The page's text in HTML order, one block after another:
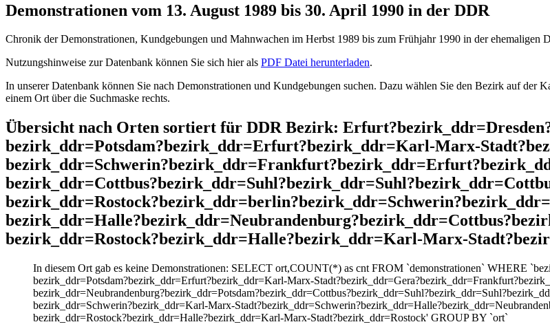
Demonstrationen vom 13. August 1989 bis 30. April 1990 in der DDR
Chronik der Demonstrationen, Kundgebungen und Mahnwachen im Herbst 1989 bis zum Frühjahr 1990 in der ehemaligen
Nutzungshinweise zur Datenbank können Sie sich hier als PDF Datei herunterladen.
In unserer Datenbank können Sie nach Demonstrationen und Kundgebungen suchen. Dazu wählen Sie den Bezirk auf der
einem Ort über die Suchmaske rechts.
Übersicht nach Orten sortiert für DDR Bezirk:
bezirk_ddr=Potsdam?bezirk_ddr=Erfurt?bezirk_ddr=Karl-Marx-
bezirk_ddr=Rostock?bezirk_ddr=Halle?bezirk_ddr=Karl-Marx-
In diesem Ort gab es keine Demonstrationen: SELECT ort,COUNT(*) as cnt FROM `demonstrationen` WHERE
bezirk_ddr=Potsdam?bezirk_ddr=Erfurt?bezirk_ddr=Karl-Marx-
bezirk_ddr=Schwerin?bezirk_ddr=Karl-Marx-
bezirk_ddr=Rostock?bezirk_ddr=Halle?bezirk_ddr=Karl-Marx-Stadt?bezirk_ddr=Rostock' GROUP BY `ort`